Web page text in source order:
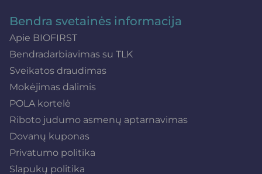
Bendra svetainės informacija
Apie BIOFIRST
Bendradarbiavimas su TLK
Sveikatos draudimas
Mokėjimas dalimis
POLA kortelė
Riboto judumo asmenų aptarnavimas
Dovanų kuponas
Privatumo politika
Slapukų politika